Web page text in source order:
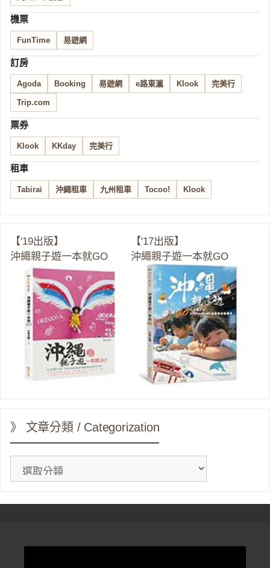
機票
FunTime 易遊網
訂房
Agoda Booking 易遊網 e路東瀛 Klook 完美行
Trip.com
票券
Klook KKday 完美行
租車
Tabirai 沖繩租車 九州租車 Tocoo! Klook
【'19出版】
沖繩親子遊一本就GO
【'17出版】
沖繩親子遊一本就GO
》 文章分類 / Categorization
分